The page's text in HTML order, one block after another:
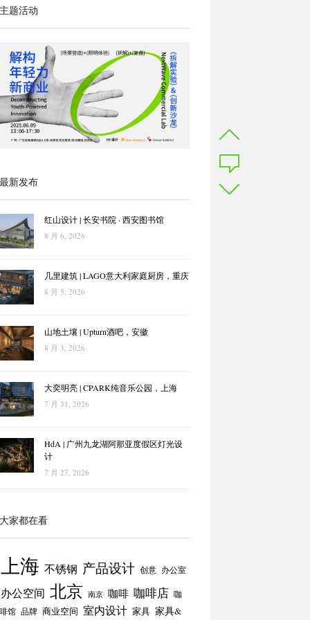
题活动
新发布
红山设计 | 长安书院 · 西安图书馆
8 月 6, 2026
几里建筑 | LAGO意大利家庭厨房，重庆
8 月 5, 2026
山地土壤 | Upturn酒吧，安徽
8 月 3, 2026
大奕明亮 | CPARK纯音乐公园，上海
7 月 31, 2026
HdA | 广州九龙湖阿那亚度假区灯光设
计
7 月 27, 2026
家都在看
上海 不锈钢 产品设计 创意 办公室
办公空间 北京 南京 咖啡 咖啡店 咖
馆 品牌 商业空间 室内设计 家具 家具&